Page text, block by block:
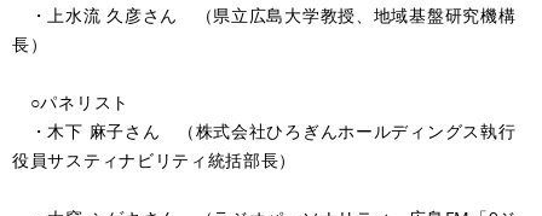
・上水流 久彦さん （県立広島大学教授、地域基盤研究機構
長）
○パネリスト
・木下 麻子さん （株式会社ひろぎんホールディングス執行
役員サスティナビリティ統括部長）